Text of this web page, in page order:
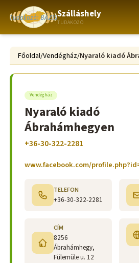
Szálláshely
TUDAKOZÓ
Főoldal/Vendégház/Nyaraló kiadó
Vendégház
Nyaraló kiadó
Ábrahámhegyen
+36-30-322-2281
www.facebook.com/
TELEFON
+36-30-322-2281
CÍM
8256
Ábrahámhegy,
Fülemüle u. 12